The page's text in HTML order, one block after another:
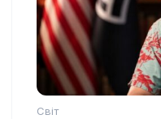
Світ